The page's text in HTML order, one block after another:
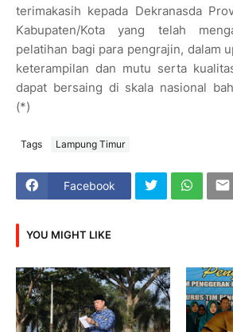
terimakasih kepada Dekranasda
Kabupaten/Kota yang telah
pelatihan bagi para pengrajin, dalam
keterampilan dan mutu serta
dapat bersaing di skala nasional
(*)
Tags Lampung Timur
Facebook
YOU MIGHT LIKE